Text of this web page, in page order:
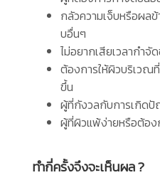
กลัวความเจ็บหรือผล
บอื่นๆ
ไม่อยากเสียเวลากำจั
ต้องการให้ผิวบริเวณที่
ขึ้น
ผู้ที่กังวลกับการเกิด
ผู้ที่ผิวแพ้ง่ายหรือต้อง
ทำกี่ครั้งจึงจะเห็นผล ?